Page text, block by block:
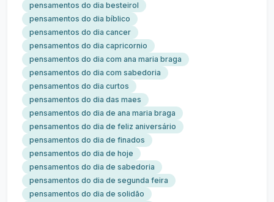
pensamentos do dia besteirol
pensamentos do dia bíblico
pensamentos do dia cancer
pensamentos do dia capricornio
pensamentos do dia com ana maria braga
pensamentos do dia com sabedoria
pensamentos do dia curtos
pensamentos do dia das maes
pensamentos do dia de ana maria braga
pensamentos do dia de feliz aniversário
pensamentos do dia de finados
pensamentos do dia de hoje
pensamentos do dia de sabedoria
pensamentos do dia de segunda feira
pensamentos do dia de solidão